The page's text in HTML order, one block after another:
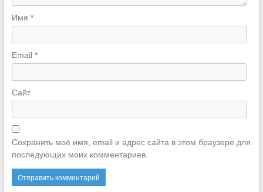
Имя *
Email *
Сайт
Сохранить моё имя, email и адрес сайта в этом браузере для
последующих моих комментариев.